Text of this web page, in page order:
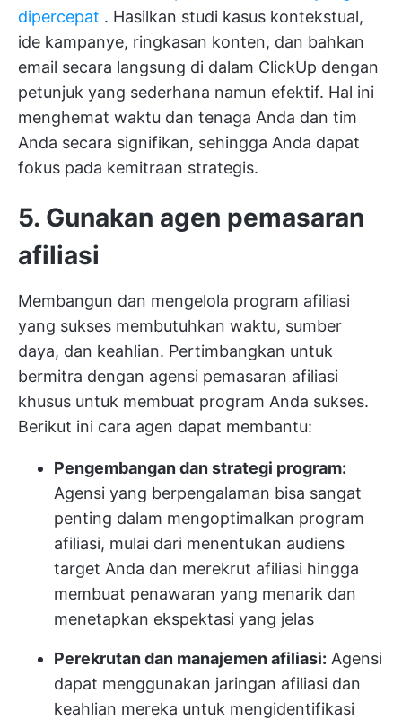
dipercepat . Hasilkan studi kasus kontekstual,
ide kampanye, ringkasan konten, dan bahkan
email secara langsung di dalam ClickUp dengan
petunjuk yang sederhana namun efektif. Hal ini
menghemat waktu dan tenaga Anda dan tim
Anda secara signifikan, sehingga Anda dapat
fokus pada kemitraan strategis.
5. Gunakan agen pemasaran
afiliasi
Membangun dan mengelola program afiliasi
yang sukses membutuhkan waktu, sumber
daya, dan keahlian. Pertimbangkan untuk
bermitra dengan agensi pemasaran afiliasi
khusus untuk membuat program Anda sukses.
Berikut ini cara agen dapat membantu:
Pengembangan dan strategi program:
Agensi yang berpengalaman bisa sangat
penting dalam mengoptimalkan program
afiliasi, mulai dari menentukan audiens
target Anda dan merekrut afiliasi hingga
membuat penawaran yang menarik dan
menetapkan ekspektasi yang jelas
Perekrutan dan manajemen afiliasi: Agensi
dapat menggunakan jaringan afiliasi dan
keahlian mereka untuk mengidentifikasi